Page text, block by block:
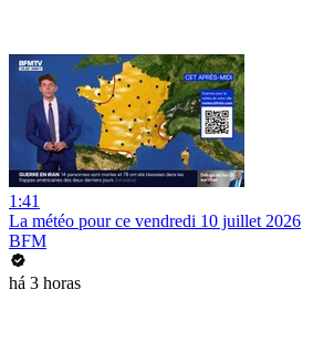
1:41
La météo pour ce vendredi 10 juillet 2026
BFM
há 3 horas